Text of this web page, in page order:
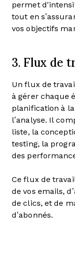
permet
tout en
vos objectifs
3. Flux de
Un flux de
à gérer chaque
planification à
l’analyse. Il
liste, la
testing, la
des
Ce flux de
de vos emails,
de clics, et de
d’abonnés.